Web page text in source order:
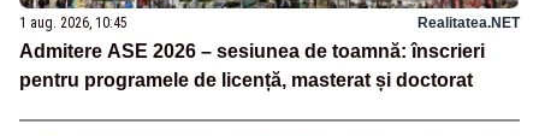
1 aug. 2026, 10:45 Realitatea.NET
Admitere ASE 2026 – sesiunea de toamnă: înscrieri
pentru programele de licență, masterat și doctorat